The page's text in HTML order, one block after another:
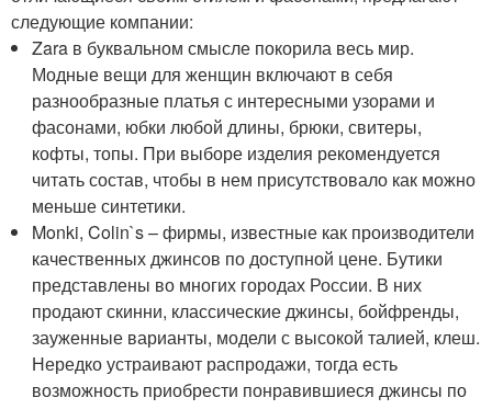
следующие компании:
Zara в буквальном смысле покорила весь мир.
Модные вещи для женщин включают в себя
разнообразные платья с интересными узорами и
фасонами, юбки любой длины, брюки, свитеры,
кофты, топы. При выборе изделия рекомендуется
читать состав, чтобы в нем присутствовало как можно
меньше синтетики.
Monki, Colin`s – фирмы, известные как производители
качественных джинсов по доступной цене. Бутики
представлены во многих городах России. В них
продают скинни, классические джинсы, бойфренды,
зауженные варианты, модели с высокой талией, клеш.
Нередко устраивают распродажи, тогда есть
возможность приобрести понравившиеся джинсы по